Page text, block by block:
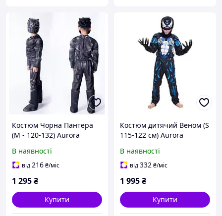
Костюм Чорна Пантера
(М - 120-132) Aurora
В наявності
від216₴/міс
1 295₴
Купити
Костюм дитячий Веном (S
115-122 см) Aurora
Сімбіот
В наявності
від332₴/міс
1 995₴
Купити